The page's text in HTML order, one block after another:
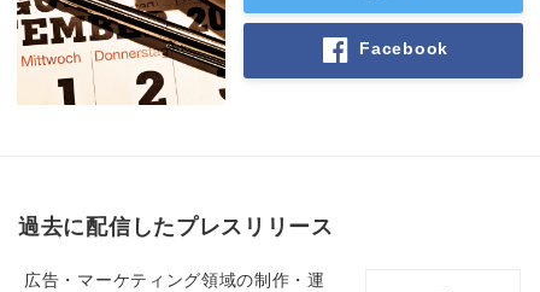
Facebook
過去に配信したプレスリリース
広告・マーケティング領域の制作・運